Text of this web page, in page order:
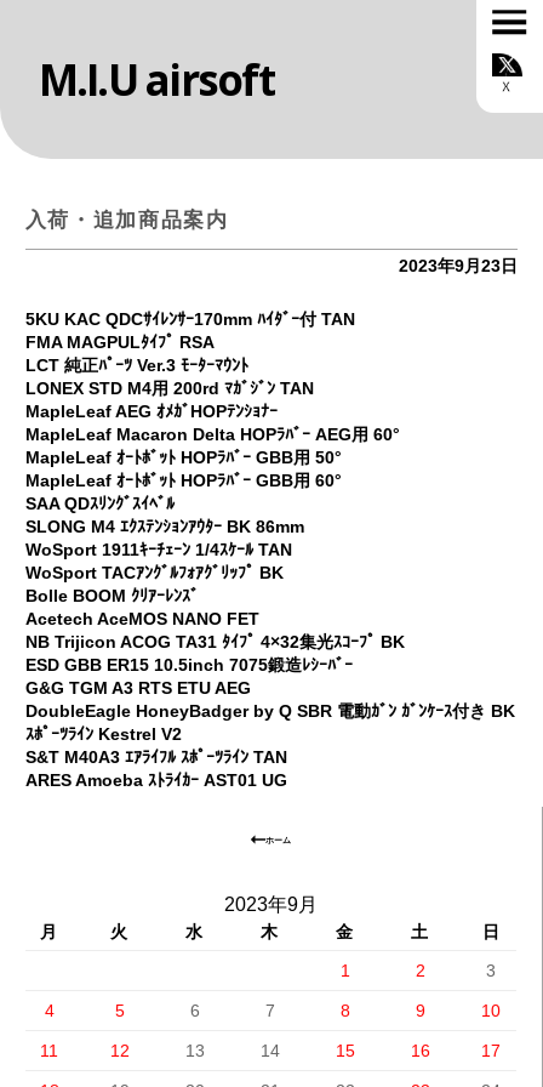
MIUについて
ルール
M.I.U airsoft
ホーム
2023年9月
月 火 水 木 金 土
日
1
2 3
4 5 6 7 8 9 10
11 12 13 14 15 16 17
入荷・追加商品案内
2023年9月23日
5KU KAC QDCｻｲﾚﾝｻｰ170mm ﾊｲﾀﾞｰ付 TAN
FMA MAGPULﾀｲﾌﾟ RSA
LCT 純正ﾊﾟｰﾂ Ver.3 ﾓｰﾀｰﾏｳﾝﾄ
LONEX STD M4用 200rd ﾏｶﾞｼﾞﾝ TAN
MapleLeaf AEG ｵﾒｶﾞHOPﾃﾝｼｮﾅｰ
MapleLeaf Macaron Delta HOPﾗﾊﾞｰ AEG用 60°
MapleLeaf ｵｰﾄﾎﾞｯﾄ HOPﾗﾊﾞｰ GBB用 50°
MapleLeaf ｵｰﾄﾎﾞｯﾄ HOPﾗﾊﾞｰ GBB用 60°
SAA QDｽﾘﾝｸﾞｽｲﾍﾞﾙ
SLONG M4 ｴｸｽﾃﾝｼｮﾝｱｳﾀｰ BK 86mm
WoSport 1911ｷｰﾁｪｰﾝ 1/4ｽｹｰﾙ TAN
WoSport TACｱﾝｸﾞﾙﾌｫｱｸﾞﾘｯﾌﾟ BK
Bolle BOOM ｸﾘｱｰﾚﾝｽﾞ
Acetech AceMOS NANO FET
NB Trijicon ACOG TA31 ﾀｲﾌﾟ 4×32集光ｽｺｰﾌﾟ BK
ESD GBB ER15 10.5inch 7075鍛造ﾚｼｰﾊﾞｰ
G&G TGM A3 RTS ETU AEG
DoubleEagle HoneyBadger by Q SBR 電動ｶﾞﾝ ｶﾞﾝｹｰｽ付き BK
ｽﾎﾟｰﾂﾗｲﾝ Kestrel V2
S&T M40A3 ｴｱﾗｲﾌﾙ ｽﾎﾟｰﾂﾗｲﾝ TAN
ARES Amoeba ｽﾄﾗｲｶｰ AST01 UG